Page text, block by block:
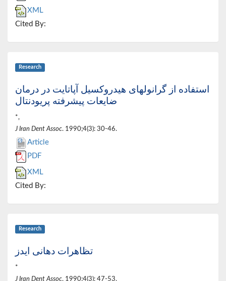
XML
Cited By:
Research
استفاده از گرانولهای هیدروکسیل آپاتایت در درمان
ضایعات پیشرفته پریودنتال
*,
J Iran Dent Assoc. 1990;4(3): 30-46.
Article
PDF
XML
Cited By:
Research
تظاهرات دهانی ایدز
*
J Iran Dent Assoc. 1990;4(3): 47-53.